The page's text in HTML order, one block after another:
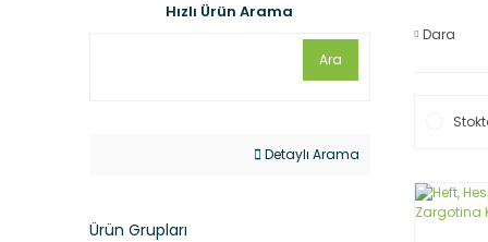
Hızlı Ürün Arama
Ara
Detaylı Arama
Ürün Grupları
Dara